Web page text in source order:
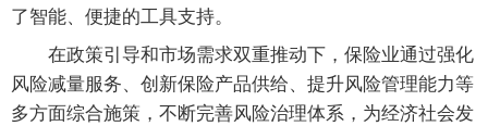
了智能、便捷的工具支持。
在政策引导和市场需求双重推动下，保险业通过强化
风险减量服务、创新保险产品供给、提升风险管理能力等
多方面综合施策，不断完善风险治理体系，为经济社会发